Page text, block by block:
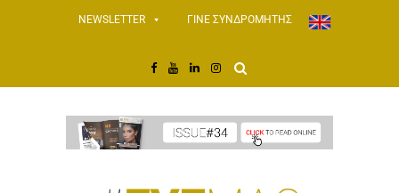
NEWSLETTER ΓΙΝΕ ΣΥΝΔΡΟΜΗΤΗΣ